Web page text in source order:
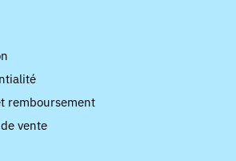
remboursement
vente